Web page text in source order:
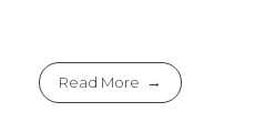
Read More